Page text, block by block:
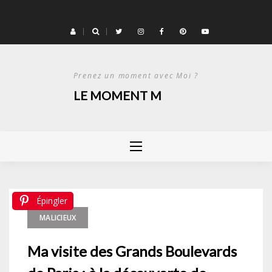
Prenez un moment avec Moi ?
LE MOMENT M
MALICIEUX
Ma visite des Grands Boulevards
Épingler